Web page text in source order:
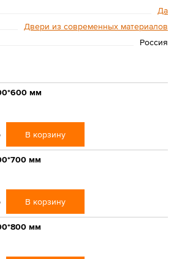
Да
Двери из современных материалов
Россия
мм
В корзину
мм
В корзину
мм